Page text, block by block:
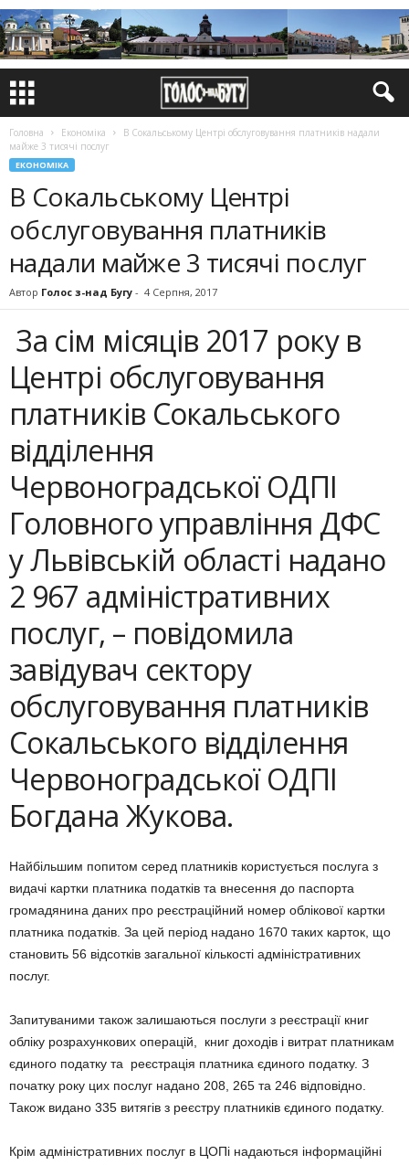
Головна Економіка
В Сокальському Центрі обслуговування платників надали
майже 3 тисячі послуг
ЕКОНОМІКА
В Сокальському Центрі
обслуговування платників
надали майже 3 тисячі послуг
Автор Голос з-над Бугу - 4 Серпня, 2017
За сім місяців 2017 року в
Центрі обслуговування
платників Сокальського
відділення
Червоноградської ОДПІ
Головного управління ДФС
у Львівській області надано
2 967 адміністративних
послуг, – повідомила
завідувач сектору
обслуговування платників
Сокальського відділення
Червоноградської ОДПІ
Богдана Жукова.
Найбільшим попитом серед платників користується послуга з
видачі картки платника податків та внесення до паспорта
громадянина даних про реєстраційний номер облікової картки
платника податків. За цей період надано 1670 таких карток, що
становить 56 відсотків загальної кількості адміністративних
послуг.
Запитуваними також залишаються послуги з реєстрації книг
обліку розрахункових операцій, книг доходів і витрат платникам
єдиного податку та реєстрація платника єдиного податку. З
початку року цих послуг надано 208, 265 та 246 відповідно.
Також видано 335 витягів з реєстру платників єдиного податку.
Крім адміністративних послуг в ЦОПі надаються інформаційні